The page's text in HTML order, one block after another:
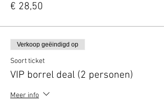
€ 28,50
Verkoop geëindigd op
Soort ticket
VIP borrel deal (2 personen)
Meer info